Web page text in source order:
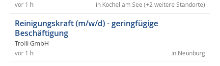
in Kochel am See (+2 weitere Standorte)
vor 1 h
Reinigungskraft (m/w/d) - geringfügige
Beschäftigung
Trolli GmbH
in Neunburg
vor 1 h